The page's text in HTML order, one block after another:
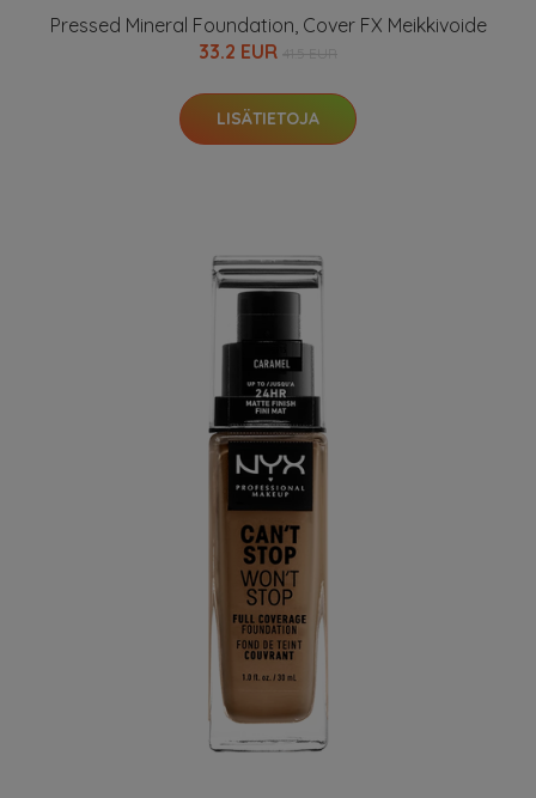
Pressed Mineral Foundation, Cover FX Meikkivoide
33.2 EUR
LISÄTIETOJA